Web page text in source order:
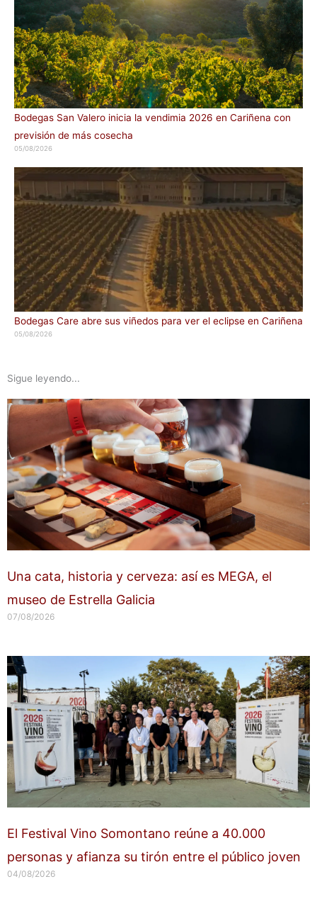
Bodegas San Valero inicia la vendimia 2026 en Cariñena con
previsión de más cosecha
05/08/2026
Bodegas Care abre sus viñedos para ver el eclipse en Cariñena
05/08/2026
Sigue leyendo...
Una cata, historia y cerveza: así es MEGA, el
museo de Estrella Galicia
07/08/2026
El Festival Vino Somontano reúne a 40.000
personas y afianza su tirón entre el público joven
04/08/2026